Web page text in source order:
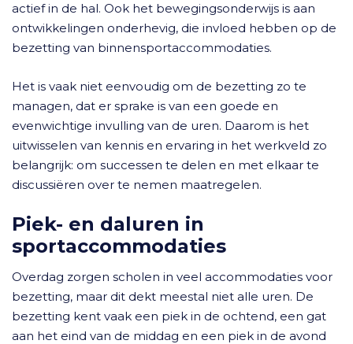
actief in de hal. Ook het bewegingsonderwijs is aan
ontwikkelingen onderhevig, die invloed hebben op de
bezetting van binnensportaccommodaties.
Het is vaak niet eenvoudig om de bezetting zo te
managen, dat er sprake is van een goede en
evenwichtige invulling van de uren. Daarom is het
uitwisselen van kennis en ervaring in het werkveld zo
belangrijk: om successen te delen en met elkaar te
discussiëren over te nemen maatregelen.
Piek- en daluren in
sportaccommodaties
Overdag zorgen scholen in veel accommodaties voor
bezetting, maar dit dekt meestal niet alle uren. De
bezetting kent vaak een piek in de ochtend, een gat
aan het eind van de middag en een piek in de avond